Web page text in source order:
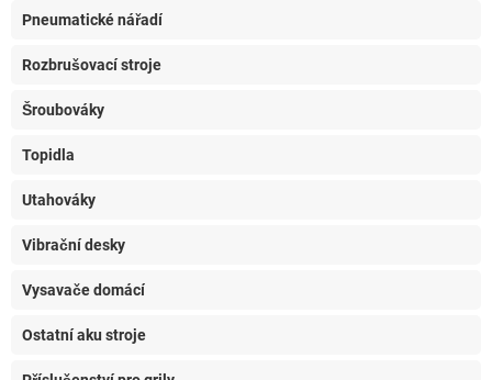
Pneumatické nářadí
Rozbrušovací stroje
Šroubováky
Topidla
Utahováky
Vibrační desky
Vysavače domácí
Ostatní aku stroje